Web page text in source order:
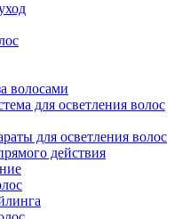
волосами
для осветления волос
для осветления волос
действия